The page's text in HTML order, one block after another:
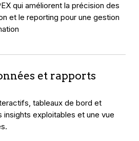
qui améliorent la précision des
et le reporting pour une gestion
et rapports
tableaux de bord et
insights exploitables et une vue